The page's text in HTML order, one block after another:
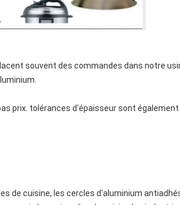
souvent des commandes dans notre
prix. tolérances d'épaisseur sont
de cuisine, les cercles d'aluminium